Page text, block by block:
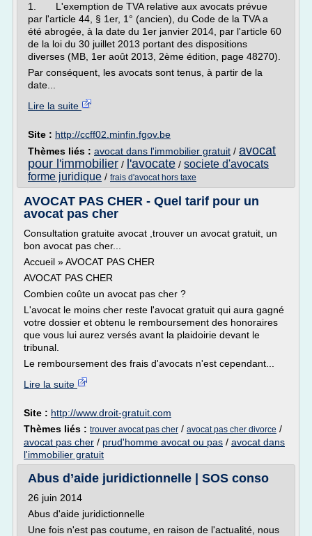
1. L'exemption de TVA relative aux avocats prévue
par l'article 44, § 1er, 1° (ancien), du Code de la TVA a
été abrogée, à la date du 1er janvier 2014, par l'article 60
de la loi du 30 juillet 2013 portant des dispositions
diverses (MB, 1er août 2013, 2ème édition, page 48270).
Par conséquent, les avocats sont tenus, à partir de la
date...
Lire la suite
Site : http://ccff02.minfin.fgov.be
Thèmes liés : avocat dans l'immobilier gratuit / avocat
pour l'immobilier / l'avocate / societe d'avocats
forme juridique / frais d'avocat hors taxe
AVOCAT PAS CHER - Quel tarif pour un
avocat pas cher
Consultation gratuite avocat ,trouver un avocat gratuit, un
bon avocat pas cher...
Accueil » AVOCAT PAS CHER
AVOCAT PAS CHER
Combien coûte un avocat pas cher ?
L'avocat le moins cher reste l'avocat gratuit qui aura gagné
votre dossier et obtenu le remboursement des honoraires
que vous lui aurez versés avant la plaidoirie devant le
tribunal.
Le remboursement des frais d'avocats n'est cependant...
Lire la suite
Site : http://www.droit-gratuit.com
Thèmes liés : trouver avocat pas cher / avocat pas cher divorce /
avocat pas cher / prud'homme avocat ou pas / avocat dans
l'immobilier gratuit
Abus d’aide juridictionnelle | SOS conso
26 juin 2014
Abus d'aide juridictionnelle
Une fois n'est pas coutume, en raison de l'actualité, nous